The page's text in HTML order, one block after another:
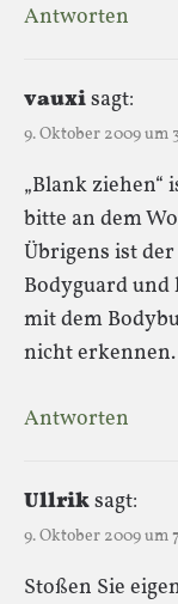
Antworten
vauxisagt:
9. Oktober 2009 um
„Blank ziehen“
bitte an dem
Übrigens ist
Bodyguard
mit dem
nicht erkennen.
Antworten
Ullriksagt:
9. Oktober 2009 um
Stoßen Sie